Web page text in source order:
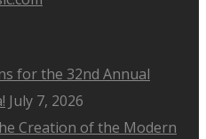
for the 32nd Annual
July 7, 2026
Creation of the Modern